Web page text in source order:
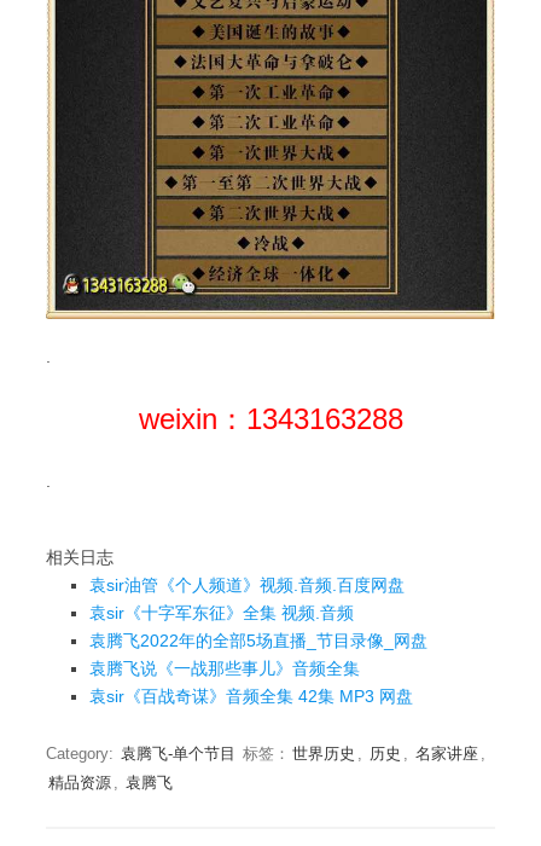
.
weixin：1343163288
.
相关日志
袁sir油管《个人频道》视频.音频.百度网盘
袁sir《十字军东征》全集 视频.音频
袁腾飞2022年的全部5场直播_节目录像_网盘
袁腾飞说《一战那些事儿》音频全集
袁sir《百战奇谋》音频全集 42集 MP3 网盘
Category: 袁腾飞-单个节目 标签： 世界历史 , 历史 , 名家讲座 ,
精品资源 , 袁腾飞